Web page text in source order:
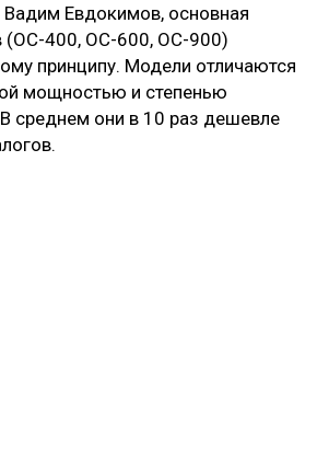
Евдокимов, основная
(ОС-400, ОС-600, ОС-900)
принципу. Модели отличаются
мощностью и степенью
среднем они в 10 раз дешевле